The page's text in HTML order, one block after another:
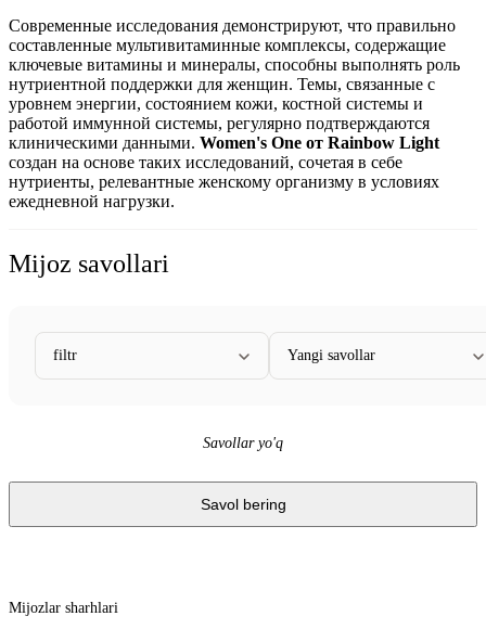
Современные исследования демонстрируют, что правильно
составленные мультивитаминные комплексы, содержащие
ключевые витамины и минералы, способны выполнять роль
нутриентной поддержки для женщин. Темы, связанные с
уровнем энергии, состоянием кожи, костной системы и
работой иммунной системы, регулярно подтверждаются
клиническими данными. Women's One от Rainbow Light
создан на основе таких исследований, сочетая в себе
нутриенты, релевантные женскому организму в условиях
ежедневной нагрузки.
Mijoz savollari
filtr Yangi savollar
Savollar yo'q
Savol bering
Mijozlar sharhlari